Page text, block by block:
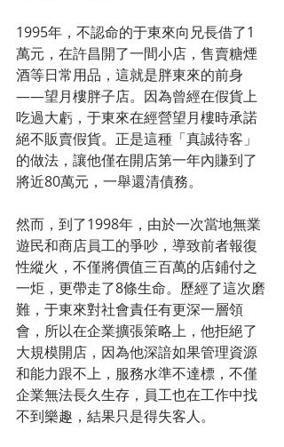
1995年，不認命的于東來向兄長借了1
萬元，在許昌開了一間小店，售賣糖煙
酒等日常用品，這就是胖東來的前身
——望月樓胖子店。因為曾經在假貨上
吃過大虧，于東來在經營望月樓時承諾
絕不販賣假貨。正是這種「真誠待客」
的做法，讓他僅在開店第一年內賺到了
將近80萬元，一舉還清債務。
然而，到了1998年，由於一次當地無業
遊民和商店員工的爭吵，導致前者報復
性縱火，不僅將價值三百萬的店鋪付之
一炬，更帶走了8條生命。歷經了這次磨
難，于東來對社會責任有更深一層領
會，所以在企業擴張策略上，他拒絕了
大規模開店，因為他深諳如果管理資源
和能力跟不上，服務水準不達標，不僅
企業無法長久生存，員工也在工作中找
不到樂趣，結果只是得失客人。